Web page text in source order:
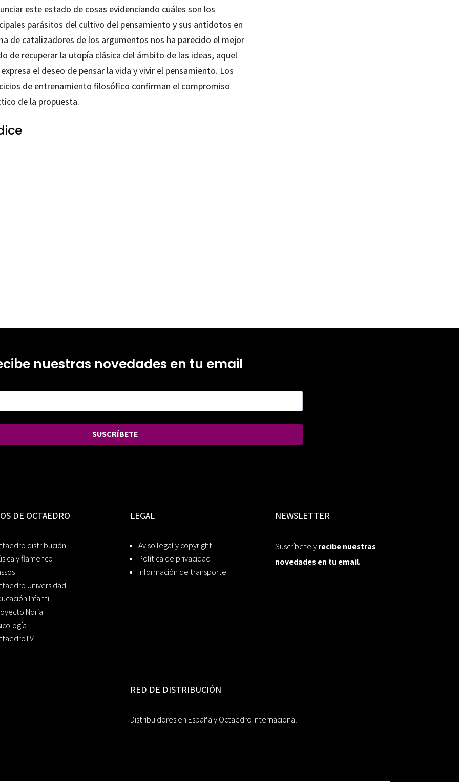
este estado de cosas evidenciando cuáles son los
parásitos del cultivo del pensamiento y sus antídotos en
de catalizadores de los argumentos nos ha parecido el mejor
de recuperar la utopía clásica del ámbito de las ideas, aquel
el deseo de pensar la vida y vivir el pensamiento. Los
de entrenamiento filosófico confirman el compromiso
de la propuesta.
nuestras novedades en tu email
SUSCRÍBETE
DE OCTAEDRO
distribución
y flamenco
Universidad
Infantil
Noria
LEGAL
Aviso legal y copyright
Política de privacidad
Información de transporte
NEWSLETTER
Suscríbete yrecibe nuestras
novedades en tu email.
RED DE DISTRIBUCIÓN
Distribuidores en España y Octaedro internacional